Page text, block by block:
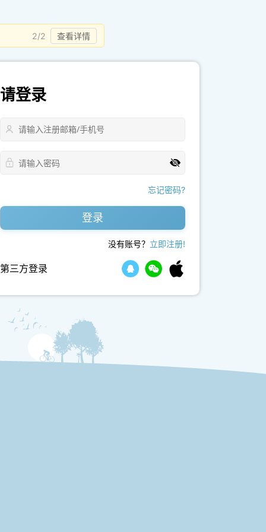
2/2 查看详情
请登录
忘记密码?
登录
没有账号？ 立即注册!
第三方登录